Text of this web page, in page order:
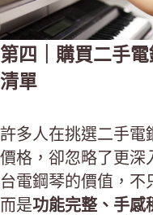
第四｜購買二手
清單
許多人在挑選二手電
價格，卻忽略了更深
台電鋼琴的價值，不
而是功能完整、手感